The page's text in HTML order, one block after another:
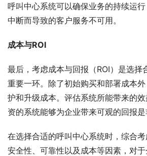
呼叫中心系统可以确保业务的持续运
中断而导致的客户服务不可用。
成本与ROI
最后，考虑成本与回报（ROI）是选择
重要一环。除了初始购买和部署成本
护和升级成本。评估系统所能带来的
资的系统能够为企业带来可观的回报是
在选择合适的呼叫中心系统时，综合考
安全性、可靠性以及成本等因素，对于